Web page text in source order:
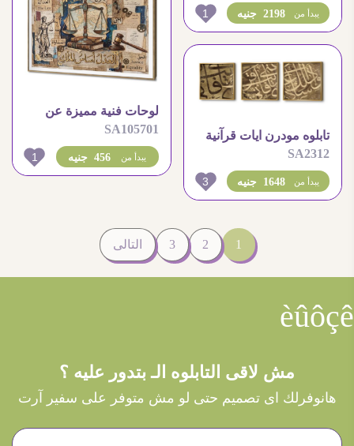
2198 جنيه يبدأ من 1
تابلوه مودرن ايات قرآنية
SA2312
1648 جنيه يبدأ من 3
لوحات فنية مميزة عن
القانون والعدل للديكور
SA105701
456 جنيه يبدأ من 1
1
2
3 التالى
èûôçê
مش لاقى التابلوه الـ بتدور عليه ؟
هانوفرلك اى تصميم حتى لو مش متوفر على سفير آرت